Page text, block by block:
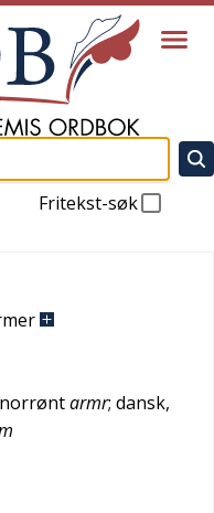
Fritekst-søk
norrøntarmr; dansk,